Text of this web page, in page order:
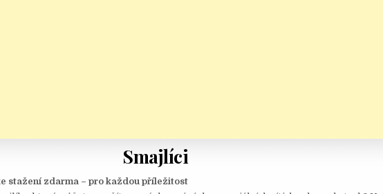
Smajlíci
stažení zdarma – pro každou příležitost